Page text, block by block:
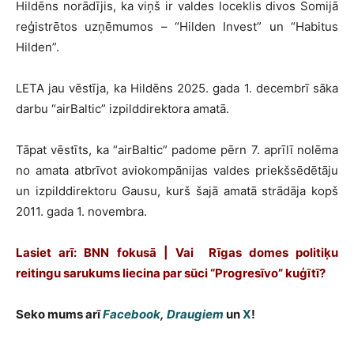
Hildēns norādījis, ka viņš ir valdes loceklis divos Somijā
reģistrētos uzņēmumos – “Hilden Invest” un “Habitus
Hilden”.
LETA jau vēstīja, ka Hildēns 2025. gada 1. decembrī sāka
darbu “airBaltic” izpilddirektora amatā.
Tāpat vēstīts, ka “airBaltic” padome pērn 7. aprīlī nolēma
no amata atbrīvot aviokompānijas valdes priekšsēdētāju
un izpilddirektoru Gausu, kurš šajā amatā strādāja kopš
2011. gada 1. novembra.
Lasiet arī: BNN fokusā | Vai Rīgas domes politiķu
reitingu sarukums liecina par sūci “Progresīvo” kuģītī?
Seko mums arīFacebook, Draugiem unX!